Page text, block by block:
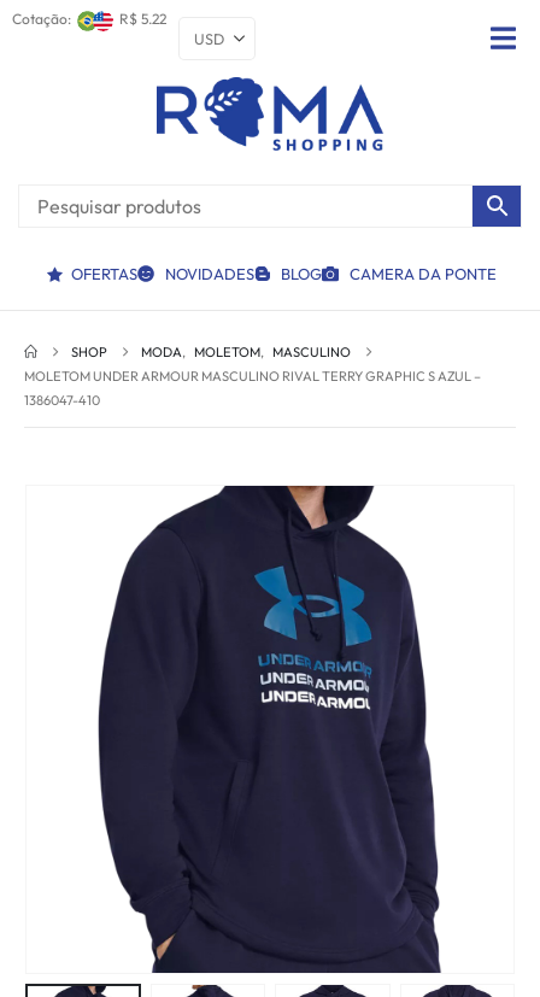
Cotação: R$ 5.22
OFERTAS NOVIDADES BLOG CAMERA DA PONTE
SHOP MODA, MOLETOM, MASCULINO
MOLETOM UNDER ARMOUR MASCULINO RIVAL TERRY GRAPHIC S AZUL –
1386047-410